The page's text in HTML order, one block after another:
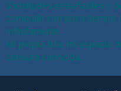
Vicisitudes entrañables y
computín con poco tiempo
infinitamente.
Mi propia Isla, mi espacio
censura conocida.